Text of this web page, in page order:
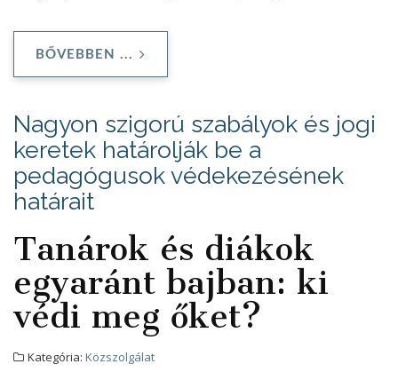
BŐVEBBEN ...
Nagyon szigorú szabályok és jogi
keretek határolják be a
pedagógusok védekezésének
határait
Tanárok és diákok
egyaránt bajban: ki
védi meg őket?
Kategória: Közszolgálat